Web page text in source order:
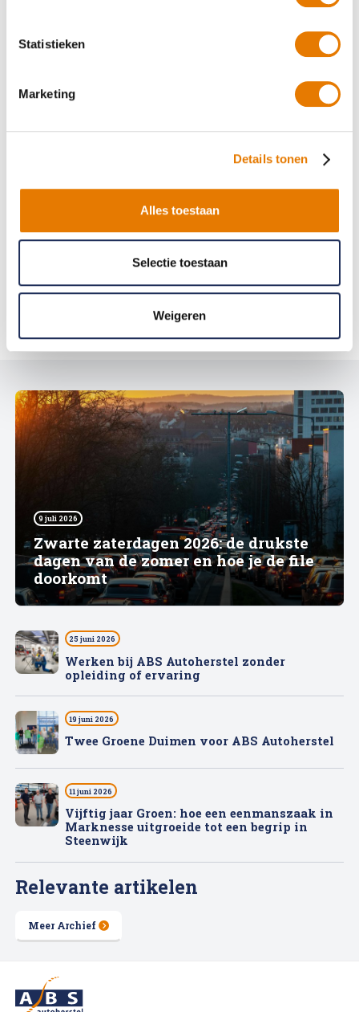
Statistieken
Marketing
Details tonen
Alles toestaan
Selectie toestaan
Weigeren
Passie voor het vak: auto’s spuiten
Relevante artikelen
Meer Archief
9 juli 2026
Zwarte zaterdagen 2026: de drukste
dagen van de zomer en hoe je de file
doorkomt
25 juni 2026
Werken bij ABS Autoherstel zonder
opleiding of ervaring
19 juni 2026
Twee Groene Duimen voor ABS Autoherstel
11 juni 2026
Vijftig jaar Groen: hoe een eenmanszaak in
Marknesse uitgroeide tot een begrip in
Steenwijk